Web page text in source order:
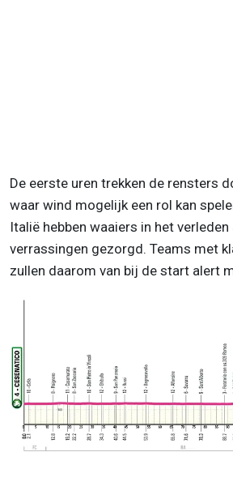
De eerste uren trekken de rensters
waar wind mogelijk een rol kan
Italië hebben waaiers in het
verrassingen gezorgd. Teams met
zullen daarom van bij de start alert